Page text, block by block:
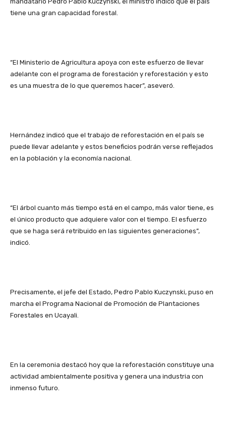
tiene una gran capacidad forestal.
“El Ministerio de Agricultura apoya con este esfuerzo de llevar
adelante con el programa de forestación y reforestación y esto
es una muestra de lo que queremos hacer”, aseveró.
Hernández indicó que el trabajo de reforestación en el país se
puede llevar adelante y estos beneficios podrán verse reflejados
en la población y la economía nacional.
“El árbol cuanto más tiempo está en el campo, más valor tiene, es
el único producto que adquiere valor con el tiempo. El esfuerzo
que se haga será retribuido en las siguientes generaciones”,
indicó.
Precisamente, el jefe del Estado, Pedro Pablo Kuczynski, puso en
marcha el Programa Nacional de Promoción de Plantaciones
Forestales en Ucayali.
En la ceremonia destacó hoy que la reforestación constituye una
actividad ambientalmente positiva y genera una industria con
inmenso futuro.